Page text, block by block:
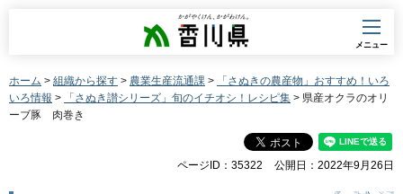
香川県
メニュー
ホーム > 組織から探す > 農業生産流通課 >
「さぬきの農産物」おすすめ！いろ
いろ情報 > 「さぬき讃シリーズ」旬のイチオシ！レシピ集 > 県産オクラのオリ
ーブ豚 肉巻き
ページID：35322 公開日：2022年9月26日